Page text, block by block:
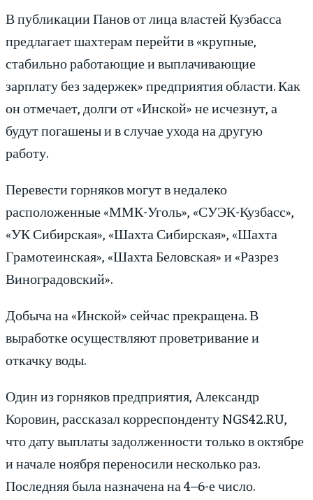
В публикации Панов от лица властей Кузбасса
предлагает шахтерам перейти в «крупные,
стабильно работающие и выплачивающие
зарплату без задержек» предприятия области. Как
он отмечает, долги от «Инской» не исчезнут, а
будут погашены и в случае ухода на другую
работу.
Перевести горняков могут в недалеко
расположенные «ММК-Уголь», «СУЭК-Кузбасс»,
«УК Сибирская», «Шахта Сибирская», «Шахта
Грамотеинская», «Шахта Беловская» и «Разрез
Виноградовский».
Добыча на «Инской» сейчас прекращена. В
выработке осуществляют проветривание и
откачку воды.
Один из горняков предприятия, Александр
Коровин, рассказал корреспонденту NGS42.RU,
что дату выплаты задолженности только в октябре
и начале ноября переносили несколько раз.
Последняя была назначена на 4–6-е число.